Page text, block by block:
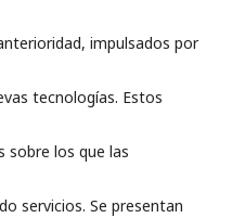
impulsados por
tecnologías. Estos
sobre los que las
servicios. Se presentan